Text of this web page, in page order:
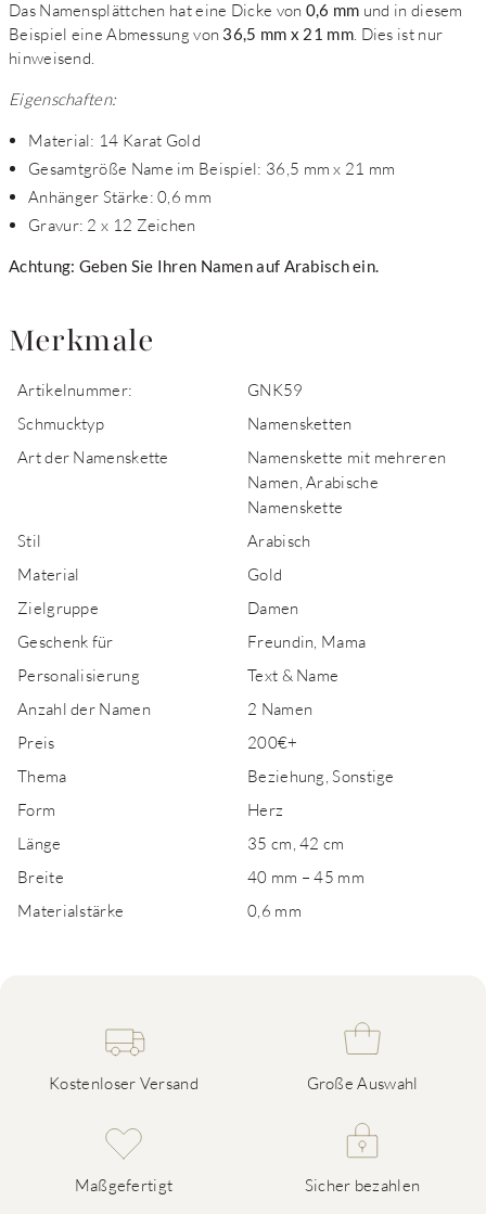
Das Namensplättchen hat eine Dicke von 0,6 mm und in diesem
Beispiel eine Abmessung von 36,5 mm x 21 mm. Dies ist nur
hinweisend.
Eigenschaften:
Material: 14 Karat Gold
Gesamtgröße Name im Beispiel: 36,5 mm x 21 mm
Anhänger Stärke: 0,6 mm
Gravur: 2 x 12 Zeichen
Achtung: Geben Sie Ihren Namen auf Arabisch ein.
Merkmale
Artikelnummer:
GNK59
Schmucktyp
Namensketten
Art der Namenskette
Namenskette mit mehreren
Namen, Arabische
Namenskette
Stil
Arabisch
Material
Gold
Zielgruppe
Damen
Geschenk für
Freundin, Mama
Personalisierung
Text & Name
Anzahl der Namen
2 Namen
Preis
200€+
Thema
Beziehung, Sonstige
Form
Herz
Länge
35 cm, 42 cm
Breite
40 mm – 45 mm
Materialstärke
0,6 mm
Kostenloser Versand Große Auswahl
Maßgefertigt Sicher bezahlen